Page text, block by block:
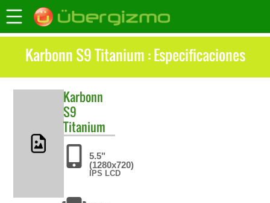
Karbonn S9 Titanium : Especificaciones
Karbonn
S9
Titanium
5.5"
(1280x720)
IPS LCD